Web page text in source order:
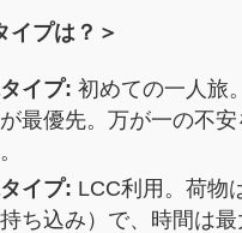
イプは？＞
イプ: 初めての一人旅
最優先。万が一の不安
イプ: LCC利用。荷物
ち込み）で、時間は最